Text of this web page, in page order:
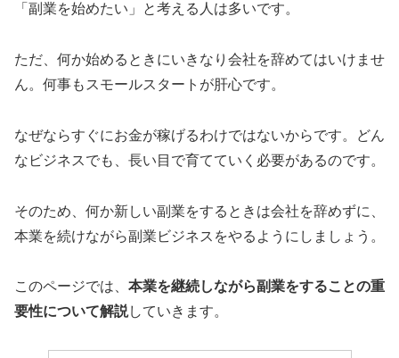
「副業を始めたい」と考える人は多いです。
ただ、何か始めるときにいきなり会社を辞めてはいけませ
ん。何事もスモールスタートが肝心です。
なぜならすぐにお金が稼げるわけではないからです。どん
なビジネスでも、長い目で育てていく必要があるのです。
そのため、何か新しい副業をするときは会社を辞めずに、
本業を続けながら副業ビジネスをやるようにしましょう。
このページでは、 本業を継続しながら副業をすることの重
要性について解説していきます。